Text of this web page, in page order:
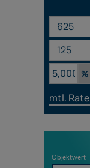
%
mtl. Rate